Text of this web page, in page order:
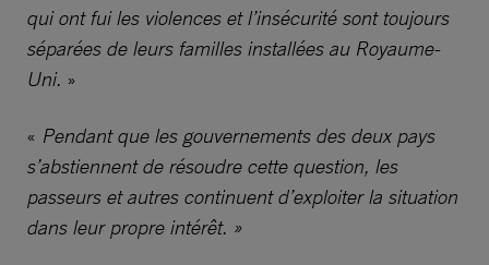
qui ont fui les violences et l’insécurité sont toujours
séparées de leurs familles installées au Royaume-
Uni. »
« Pendant que les gouvernements des deux pays
s’abstiennent de résoudre cette question, les
passeurs et autres continuent d’exploiter la situation
dans leur propre intérêt. »